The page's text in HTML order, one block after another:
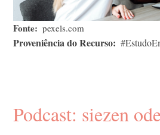
Fonte pexels.com
Proveniência do Recurso
Podcast: siezen